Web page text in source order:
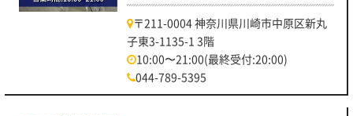
〒211-0004 神奈川県川崎市中原区新丸
子東3-1135-1 3階
10:00〜21:00(最終受付:20:00)
044-789-5395